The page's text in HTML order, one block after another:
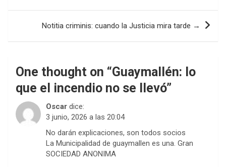
entradas
Notitia criminis: cuando la Justicia mira tarde →
One thought on “Guaymallén: lo
que el incendio no se llevó”
Oscar dice:
3 junio, 2026 a las 20:04
No darán explicaciones, son todos socios
La Municipalidad de guaymallen es una. Gran
SOCIEDAD ANONIMA